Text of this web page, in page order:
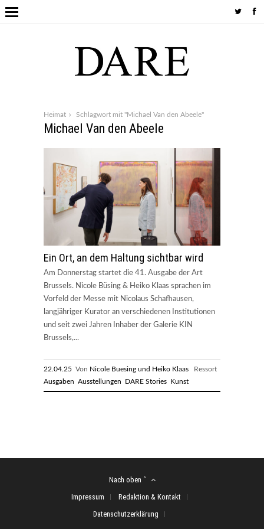
Heimat Schlagwort mit "Michael Van den Abeele"
Michael Van den Abeele
Ein Ort, an dem Haltung sichtbar wird
Am Donnerstag startet die 41. Ausgabe der Art
Brussels. Nicole Büsing & Heiko Klaas sprachen im
Vorfeld der Messe mit Nicolaus Schafhausen,
langjähriger Kurator an verschiedenen Institutionen
und seit zwei Jahren Inhaber der Galerie KIN
Brussels,...
22.04.25 Von Nicole Buesing und Heiko Klaas Ressort
Ausgaben Ausstellungen DARE Stories Kunst
Nach oben ˆ
Impressum
Redaktion & Kontakt
Datenschutzerklärung